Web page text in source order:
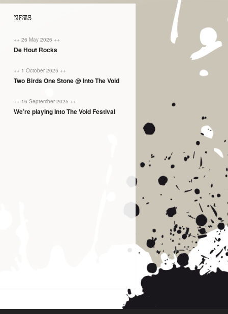
NEWS
++ 26 May 2026 ++
De Hout Rocks
++ 1 October 2025 ++
Two Birds One Stone @ Into The Void
++ 16 September 2025 ++
We’re playing Into The Void Festival